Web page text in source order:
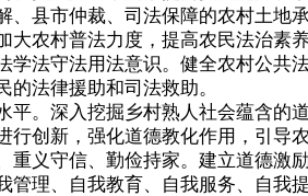
、县市仲裁、司法保障的农村土地
大农村普法力度，提高农民法治素
学法守法用法意识。健全农村公共
的法律援助和司法救助。
平。深入挖掘乡村熟人社会蕴含的
行创新，强化道德教化作用，引导
重义守信、勤俭持家。建立道德激
管理、自我教育、自我服务、自我